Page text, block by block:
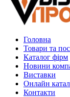
Головна
Товари та
Каталог фірм
Новини
Виставки
Онлайн
Контакти